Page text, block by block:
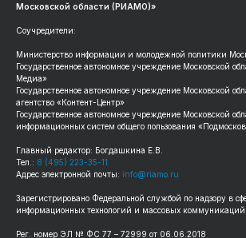
Московской области (РИАМО)»
Соучредители:
Министерство информации и молодежной политики
Государственное автономное учреждение Московской
Медиа»
Государственное автономное учреждение Московской
агентство «Контент-Центр»
Государственное автономное учреждение Московской
информационных систем общего пользования
Главный редактор: Богдашкина Е.В.
Тел.: 8 (495) 223-35-11
Адрес электронной почты: info@riamo.ru
Зарегистрировано Федеральной службой по надзору в
информационных технологий и массовых коммуникаций
Рег. номер ЭЛ № ФС 77 – 72999 от 06.06.2018